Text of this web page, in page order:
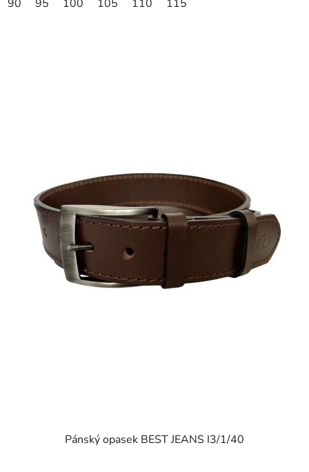
90 95 100 105 110 115
Pánský opasek BEST JEANS I3/1/40